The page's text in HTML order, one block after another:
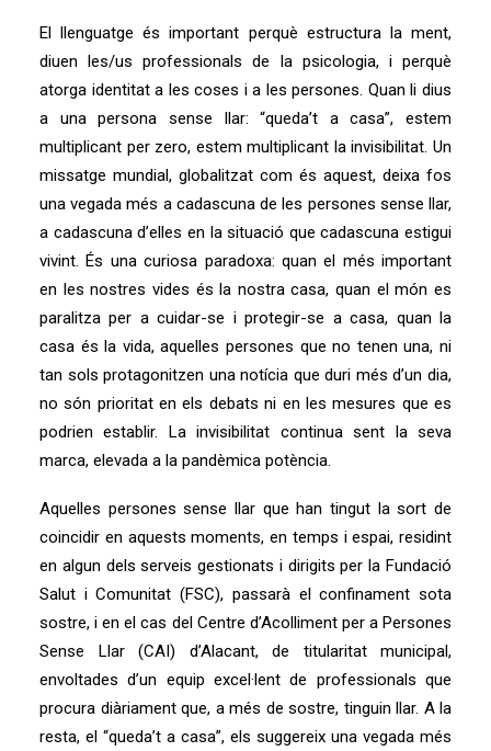
El llenguatge és important perquè estructura la ment,
diuen les/us professionals de la psicologia, i perquè
atorga identitat a les coses i a les persones. Quan li dius
a una persona sense llar: “queda’t a casa”, estem
multiplicant per zero, estem multiplicant la invisibilitat. Un
missatge mundial, globalitzat com és aquest, deixa fos
una vegada més a cadascuna de les persones sense llar,
a cadascuna d’elles en la situació que cadascuna estigui
vivint. És una curiosa paradoxa: quan el més important
en les nostres vides és la nostra casa, quan el món es
paralitza per a cuidar-se i protegir-se a casa, quan la
casa és la vida, aquelles persones que no tenen una, ni
tan sols protagonitzen una notícia que duri més d’un dia,
no són prioritat en els debats ni en les mesures que es
podrien establir. La invisibilitat continua sent la seva
marca, elevada a la pandèmica potència.
Aquelles persones sense llar que han tingut la sort de
coincidir en aquests moments, en temps i espai, residint
en algun dels serveis gestionats i dirigits per la Fundació
Salut i Comunitat (FSC), passarà el confinament sota
sostre, i en el cas del Centre d’Acolliment per a Persones
Sense Llar (CAI) d’Alacant, de titularitat municipal,
envoltades d’un equip excel·lent de professionals que
procura diàriament que, a més de sostre, tinguin llar. A la
resta, el “queda’t a casa”, els suggereix una vegada més